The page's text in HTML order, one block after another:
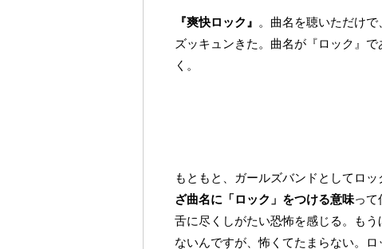
『爽快ロック』 。曲名を聴いただけ
ズッキュンきた。曲名が『ロック』
く。
もともと、ガールズバンドとしてロッ
ざ曲名に「ロック」をつける意味って
舌に尽くしがたい恐怖を感じる。も
ないんですが、怖くてたまらない。